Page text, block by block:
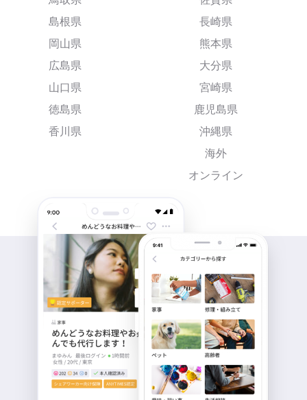
島根県
岡山県
広島県
山口県
徳島県
香川県
長崎県
熊本県
大分県
宮崎県
鹿児島県
沖縄県
海外
オンライン